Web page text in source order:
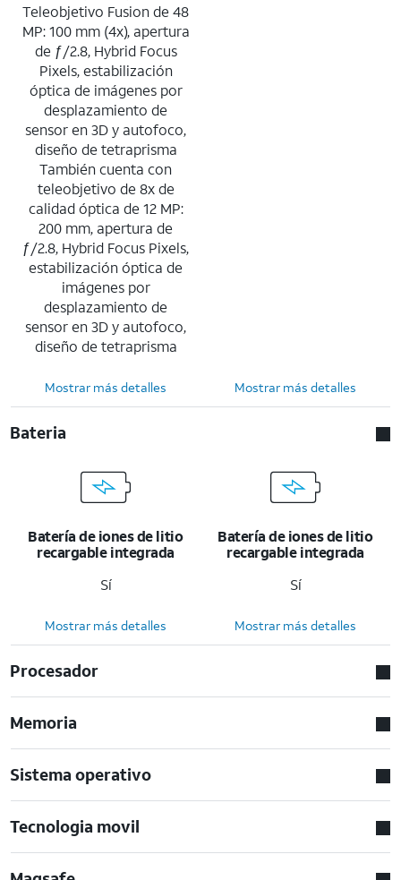
Teleobjetivo Fusion de 48
MP: 100 mm (4x), apertura
de ƒ/2.8, Hybrid Focus
Pixels, estabilización
óptica de imágenes por
desplazamiento de
sensor en 3D y autofoco,
diseño de tetraprisma
También cuenta con
teleobjetivo de 8x de
calidad óptica de 12 MP:
200 mm, apertura de
ƒ/2.8, Hybrid Focus Pixels,
estabilización óptica de
imágenes por
desplazamiento de
sensor en 3D y autofoco,
diseño de tetraprisma
Mostrar más detalles Mostrar más detalles
Bateria
Batería de iones de litio
recargable integrada
Sí
Batería de iones de litio
recargable integrada
Sí
Mostrar más detalles Mostrar más detalles
Procesador
Memoria
Sistema operativo
Tecnologia movil